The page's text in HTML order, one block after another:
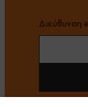
Διεύθυνση